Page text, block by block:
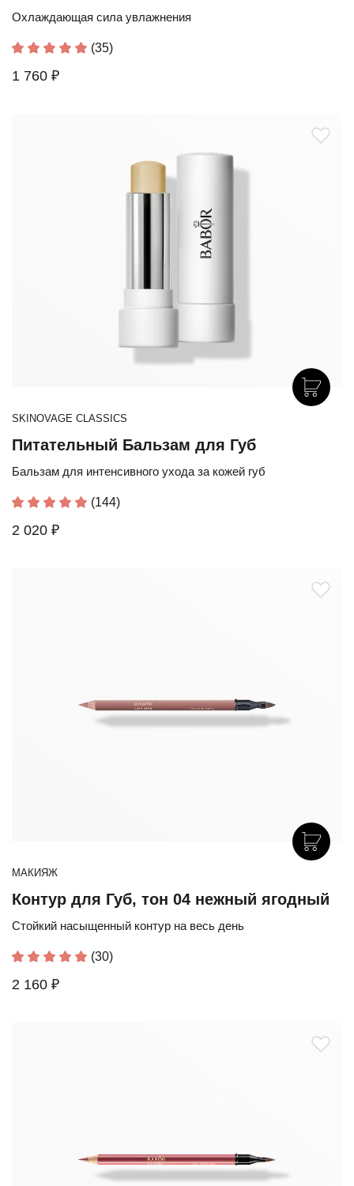
Охлаждающая сила увлажнения
(35)
1 760 ₽
SKINOVAGE CLASSICS
Питательный Бальзам для Губ
Бальзам для интенсивного ухода за кожей губ
(144)
2 020 ₽
МАКИЯЖ
Контур для Губ, тон 04 нежный ягодный
Стойкий насыщенный контур на весь день
(30)
2 160 ₽